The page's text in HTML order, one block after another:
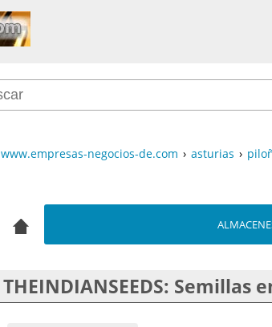
www.empresas-negocios-de.com › asturias ›
THEINDIANSEEDS: Semillas